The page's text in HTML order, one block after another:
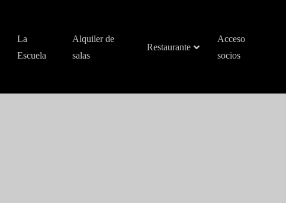
La
Escuela
Alquiler de
salas
Restaurante
Acceso
socios